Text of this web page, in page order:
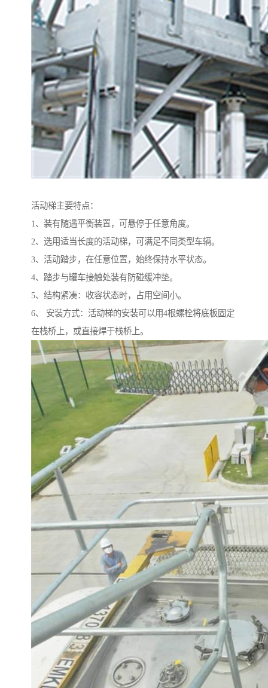
活动梯主要特点：
1、装有随遇平衡装置，可悬停于任意角度。
2、选用适当长度的活动梯，可满足不同类型车辆。
3、活动踏步，在任意位置，始终保持水平状态。
4、踏步与罐车接触处装有防碰缓冲垫。
5、结构紧凑：收容状态时，占用空间小。
6、 安装方式：活动梯的安装可以用4根螺栓将底板固定
在栈桥上，或直接焊于栈桥上。